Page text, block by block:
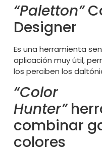
“Paletton”
Designer
Es una herramienta
aplicación muy útil,
los perciben los
“Color
Hunter”
combinar
colores